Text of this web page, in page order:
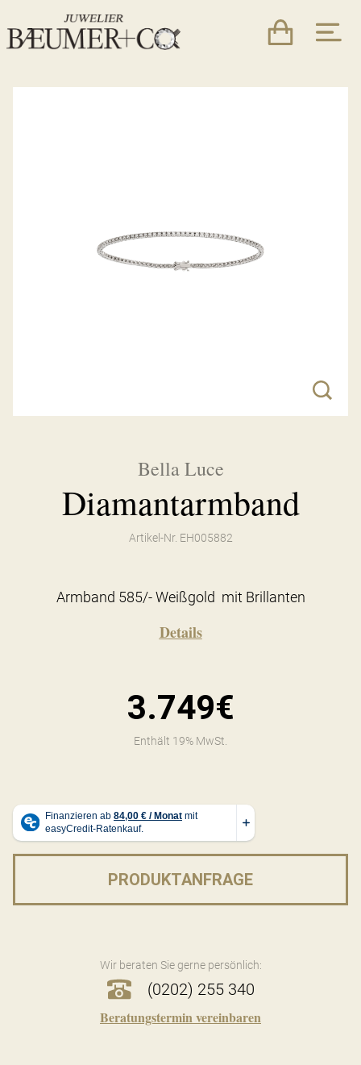
Bella Luce
Diamantarmband
Artikel-Nr. EH005882
Armband 585/- Weißgold mit Brillanten
Details
3.749€
Enthält 19% MwSt.
PRODUKTANFRAGE
Wir beraten Sie gerne persönlich:
(0202) 255 340
Beratungstermin vereinbaren